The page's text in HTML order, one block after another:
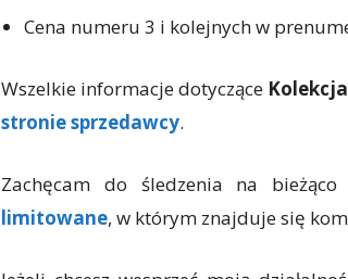
Cena numeru 3 i kolejnych w
Wszelkie informacje dotyczące
stronie sprzedawcy.
Zachęcam do śledzenia na
limitowane, w którym znajduje się